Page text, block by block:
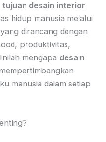
tujuan desain interior
hidup manusia melalui
dirancang dengan
produktivitas,
mengapa desain
manusia dalam setiap